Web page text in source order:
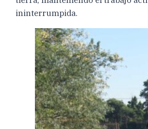
ininterrumpida.